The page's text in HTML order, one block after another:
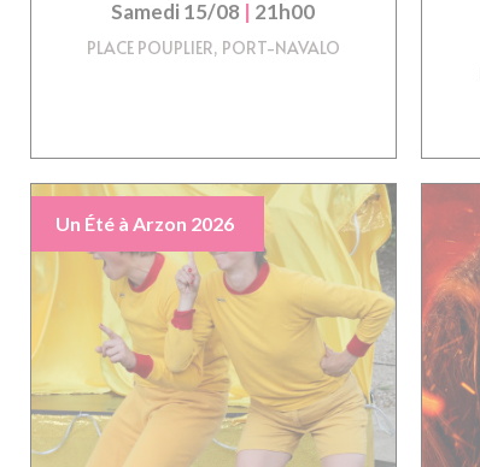
Samedi 15/08 | 21h00
PLACE POUPLIER, PORT-NAVALO
Un Été à Arzon 2026